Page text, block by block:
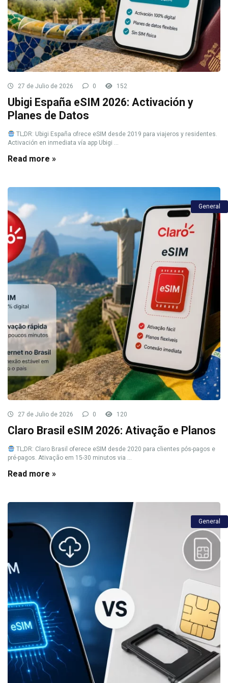
27 de Julio de 2026 0 152
Ubigi España eSIM 2026: Activación y
Planes de Datos
TL;DR: Ubigi España ofrece eSIM desde 2019 para viajeros y residentes.
Activación en inmediata vía app Ubigi ...
Read more »
General
27 de Julio de 2026 0 120
Claro Brasil eSIM 2026: Ativação e Planos
TL;DR: Claro Brasil oferece eSIM desde 2020 para clientes pós-pagos e
pré-pagos. Ativação em 15-30 minutos via ...
Read more »
General